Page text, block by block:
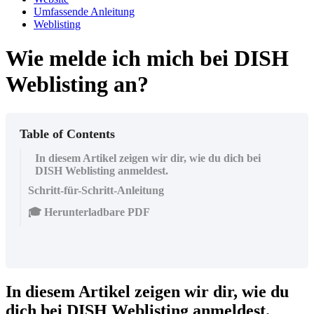
Umfassende Anleitung
Weblisting
Wie melde ich mich bei DISH
Weblisting an?
Table of Contents
In diesem Artikel zeigen wir dir, wie du dich bei
DISH Weblisting anmeldest.
Schritt-für-Schritt-Anleitung
🎓 Herunterladbare PDF
In diesem Artikel zeigen wir dir, wie du
dich bei DISH Weblisting anmeldest.